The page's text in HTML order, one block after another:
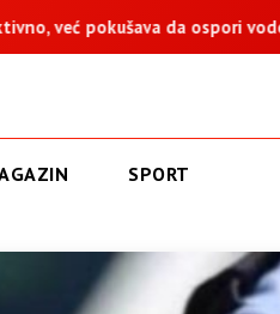
vodovod na Vučijaku
SPORT